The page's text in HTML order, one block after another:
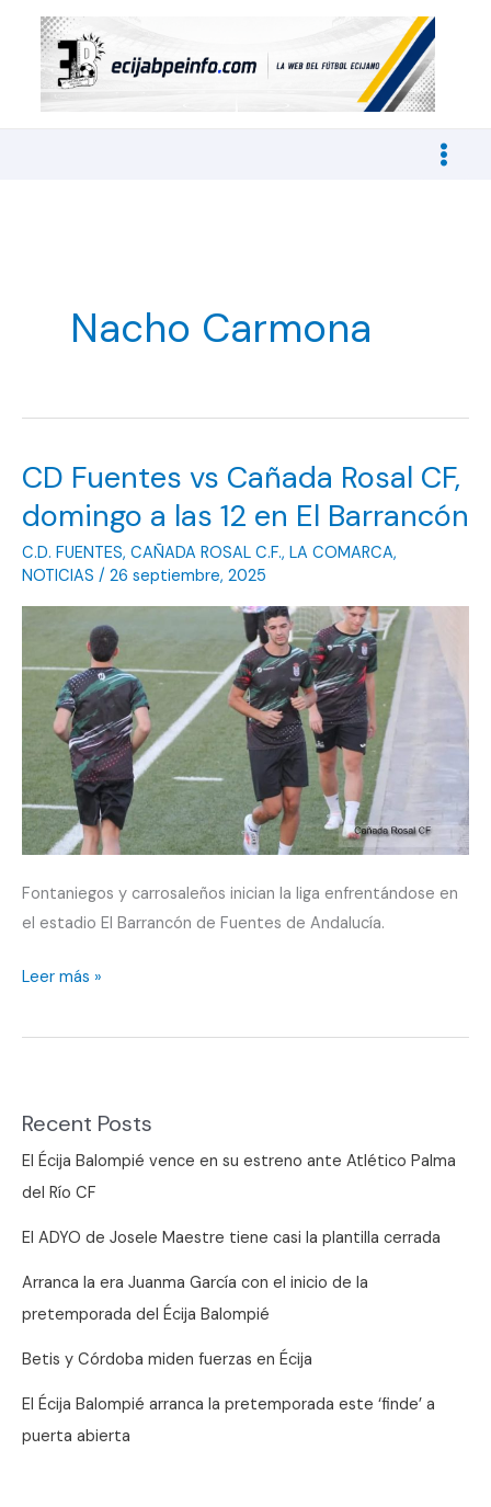
contenido
Nacho Carmona
CD Fuentes vs Cañada Rosal CF,
domingo a las 12 en El Barrancón
C.D. FUENTES, CAÑADA ROSAL C.F., LA COMARCA,
NOTICIAS / 26 septiembre, 2025
Fontaniegos y carrosaleños inician la liga enfrentándose en
el estadio El Barrancón de Fuentes de Andalucía.
CD
vs
CF,
domingo
a
12
en
Leer más »
Recent Posts
El Écija Balompié vence en su estreno ante Atlético Palma
del Río CF
El ADYO de Josele Maestre tiene casi la plantilla cerrada
Arranca la era Juanma García con el inicio de la
pretemporada del Écija Balompié
Betis y Córdoba miden fuerzas en Écija
El Écija Balompié arranca la pretemporada este ‘finde’ a
puerta abierta